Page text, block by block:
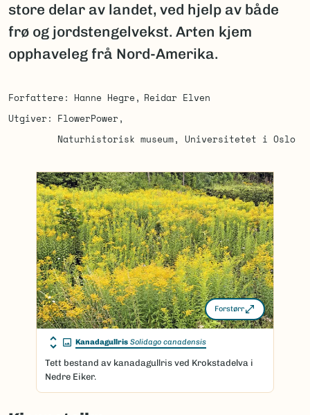
store delar av landet, ved hjelp av både
frø og jordstengelvekst. Arten kjem
opphaveleg frå Nord-Amerika.
Forfattere Hanne Hegre
Reidar Elven
Utgiver
FlowerPower
Naturhistorisk museum, Universitetet i Oslo
Forstørr
Kanadagullris Solidago canadensis
Tett bestand av kanadagullris ved Krokstadelva i
Nedre Eiker.